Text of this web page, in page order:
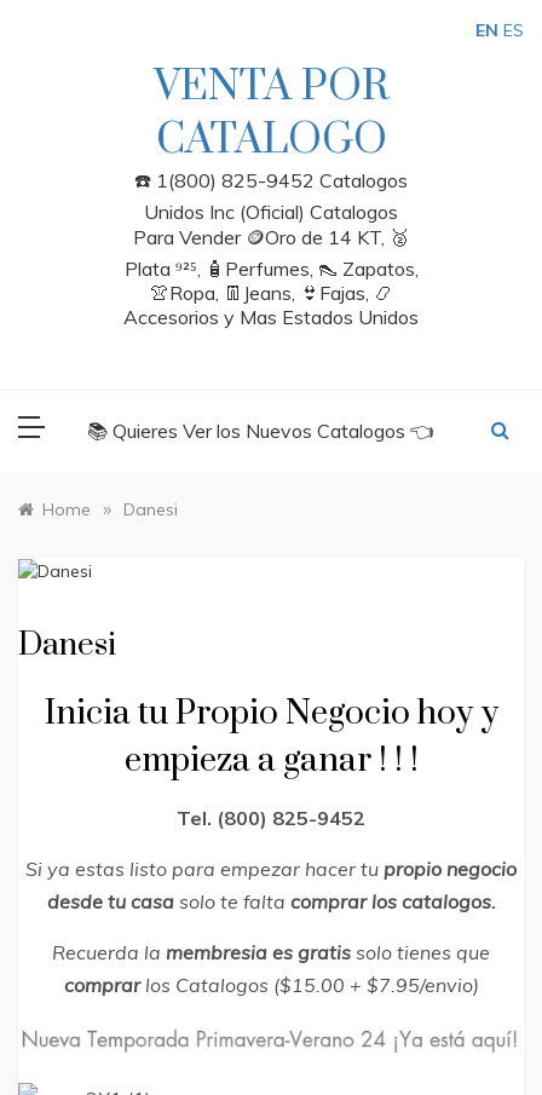
VENTA POR
CATALOGO
☎️ 1(800) 825-9452 Catalogos
Unidos Inc (Oficial) Catalogos
Para Vender 🪙Oro de 14 KT, 🥈
Plata ⁹²⁵, 🧴Perfumes, 👠 Zapatos,
👚Ropa, 👖Jeans, 👙Fajas, 📿
Accesorios y Mas Estados Unidos
📚 Quieres Ver los Nuevos Catalogos 👈
Home » Danesi
Danesi
Inicia tu Propio Negocio hoy y
empieza a ganar ! ! !
Tel. (800) 825-9452
Si ya estas listo para empezar hacer tu propio negocio
desde tu casasolo te falta comprar los catalogos.
Recuerda la membresia es gratis solo tienes que
comprarlos Catalogos ($15.00 + $7.95/envio)
EN ES